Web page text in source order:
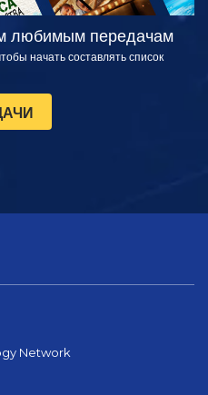
любимым передачам
начать составлять список
Network